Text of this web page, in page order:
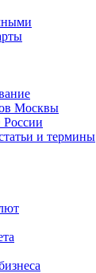
Москвы
и термины